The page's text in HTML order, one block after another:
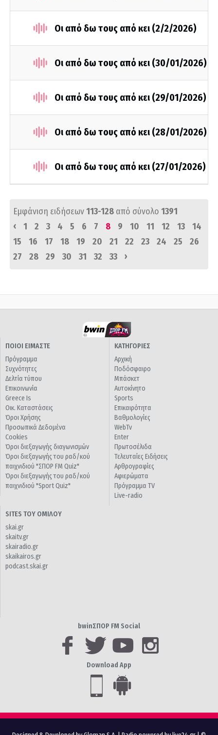
Οι από δω τους από κει (2/2/2026)
Οι από δω τους από κει (30/01/2026)
Οι από δω τους από κει (29/01/2026)
Οι από δω τους από κει (28/01/2026)
Οι από δω τους από κει (27/01/2026)
Εμφάνιση ειδήσεων113-128 από σύνολο 1391
‹
1 2 3 4 5 6 7 8 9 10 11 12 13
14
15
16 17 18 19 20 21 22 23 24 25
26
27
28 29 30 31 32 33 ›
ΠΟΙΟΙ ΕΙΜΑΣΤΕ
Πρόγραμμα
Συχνότητες
Δελτία τύπου
Επικοινωνία
Greece Is
Οικ. Καταστάσεις
Όροι Χρήσης
Προσωπικά Δεδομένα
Cookies
Όροι διεξαγωγής διαγωνισμών
Όροι διεξαγωγής του ραδ/κού
παιχνιδιού "ΣΠΟΡ FM Quiz"
Όροι διεξαγωγής του ραδ/κού
παιχνιδιού "Sport Quiz"
ΚΑΤΗΓΟΡΙΕΣ
Αρχική
Ποδόσφαιρο
Μπάσκετ
Αυτοκίνητο
Sports
Επικαιρότητα
Βαθμολογίες
WebTv
Enter
Πρωτοσέλιδα
Τελευταίες Ειδήσεις
Αρθρογραφίες
Αφιερώματα
Πρόγραμμα TV
Live-radio
SITES ΤΟΥ ΟΜΙΛΟΥ
skai.gr
skaitv.gr
skairadio.gr
skaikairos.gr
podcast.skai.gr
bwinΣΠΟΡ FM Social
Download App